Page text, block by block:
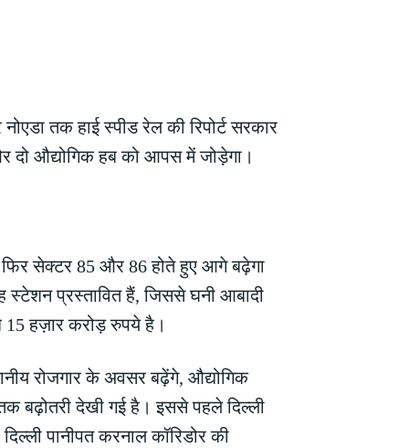
तक हाई स्पीड रेल की रिपोर्ट सरकार
दो औद्योगिक हब को आपस में जोड़ेगा।
फिर सेक्टर 85 और 86 होते हुए आगे बढ़ेगा
स्टेशन प्रस्तावित हैं, जिससे घनी आबादी
हज़ार करोड़ रुपये है।
रोजगार के अवसर बढ़ेंगे, औद्योगिक
बढ़ोतरी देखी गई है। इससे पहले दिल्ली
पानीपत करनाल कॉरिडोर की